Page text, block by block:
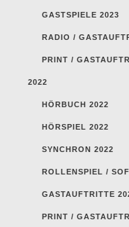
GASTSPIELE 2023
RADIO /
PRINT /
2022
HÖRBUCH 2022
HÖRSPIEL 2022
SYNCHRON 2022
ROLLENSPIEL /
GASTAUFTRITTE
PRINT /